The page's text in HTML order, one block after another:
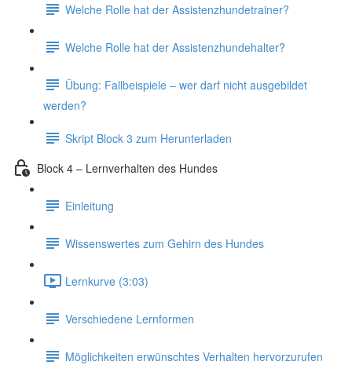
Welche Rolle hat der Assistenzhundetrainer?
Welche Rolle hat der Assistenzhundehalter?
Übung: Fallbeispiele – wer darf nicht ausgebildet
werden?
Skript Block 3 zum Herunterladen
Block 4 – Lernverhalten des Hundes
Einleitung
Wissenswertes zum Gehirn des Hundes
Lernkurve (3:03)
Verschiedene Lernformen
Möglichkeiten erwünschtes Verhalten hervorzurufen